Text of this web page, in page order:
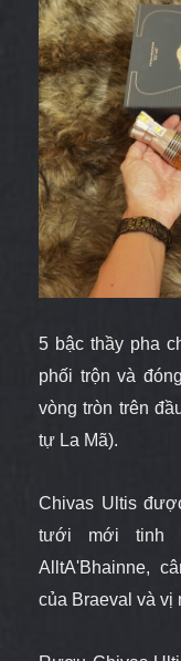
5 bậc thầy pha
phối trộn và
vòng tròn trên
tự La Mã).
Chivas Ultis
tưới mới tinh
AlltA'Bhainne,
của Braeval và vị